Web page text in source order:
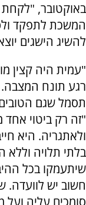
באוקטובר, "לקחת
המשכת לתפקד
להשיג הישגים
"עמית היה קצין
רגע תונח
תסמל שגם הטובים
"זה רק ביטוי
ולאתגריה. היא
בלתי תלויה
שיתעמקו בכל
חשוב יש לוועדה.